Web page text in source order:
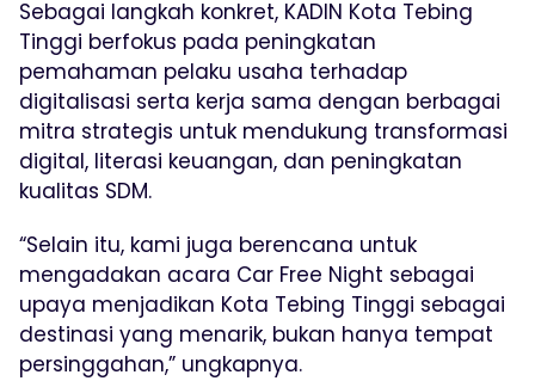
Sebagai langkah konkret, KADIN Kota Tebing
Tinggi berfokus pada peningkatan
pemahaman pelaku usaha terhadap
digitalisasi serta kerja sama dengan berbagai
mitra strategis untuk mendukung transformasi
digital, literasi keuangan, dan peningkatan
kualitas SDM.
“Selain itu, kami juga berencana untuk
mengadakan acara Car Free Night sebagai
upaya menjadikan Kota Tebing Tinggi sebagai
destinasi yang menarik, bukan hanya tempat
persinggahan,” ungkapnya.